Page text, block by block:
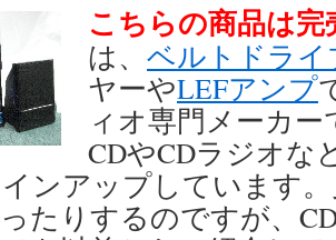
こちらの商品は
は、 ベルトドライ
ヤーやLEFアンプ
ィオ専門メーカ
CDやCDラジオな
ンアップしています
たりするのですが、